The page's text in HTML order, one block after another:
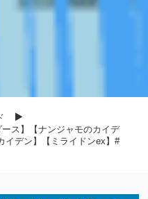
ース】【ナンジャモのカイデ
イデン】【ミライドンex】#